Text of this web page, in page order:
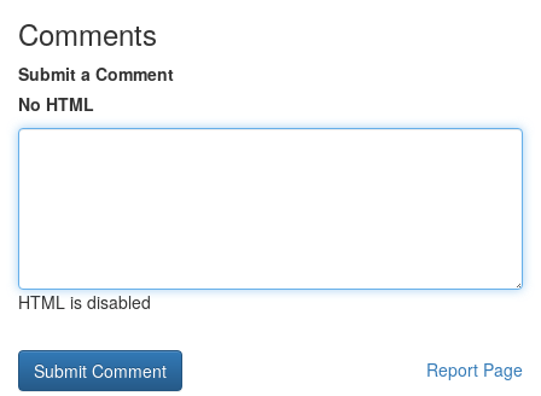
Comments
Submit a Comment
No HTML
HTML is disabled
Report Page